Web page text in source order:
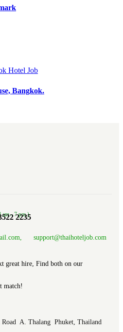
Hotel Job
Bangkok.
am.- 7 pm.)
2235
support@thaihoteljob.com
great hire, Find both on our
match!
A. Thalang Phuket, Thailand